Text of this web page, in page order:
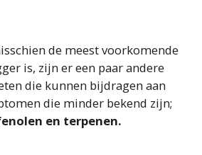
de meest voorkomende
is, zijn er een paar andere
die kunnen bijdragen aan
die minder bekend zijn;
en terpenen.